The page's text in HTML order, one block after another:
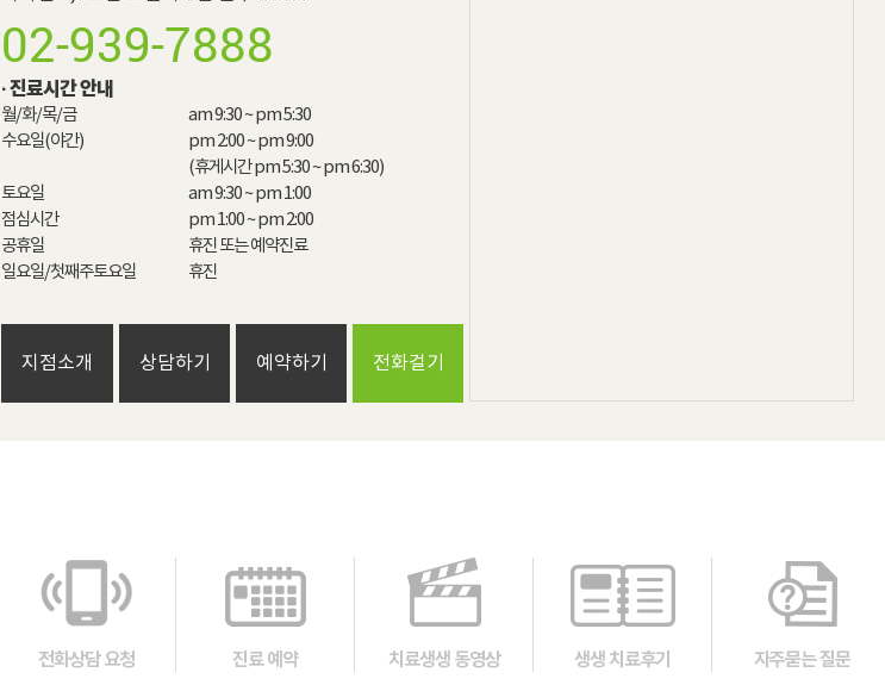
02-939-7888
· 진료시간 안내
월/화/목/금
수요일(야간)
토요일
점심시간
공휴일
일요일/첫째주토요일
am 9:30 ~ pm 5:30
pm 2:00 ~ pm 9:00
(휴게시간 pm 5:30 ~ pm 6:30)
am 9:30 ~ pm 1:00
pm 1:00 ~ pm 2:00
휴진 또는 예약진료
휴진
지점소개 상담하기 예약하기 전화걸기
전화상담 요청 진료 예약 치료생생 동영상 생생 치료후기 자주묻는 질문